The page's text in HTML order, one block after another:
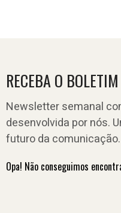
RECEBA O
Newsletter semanal
desenvolvida por nós.
futuro da
Opa! Não conseguimos